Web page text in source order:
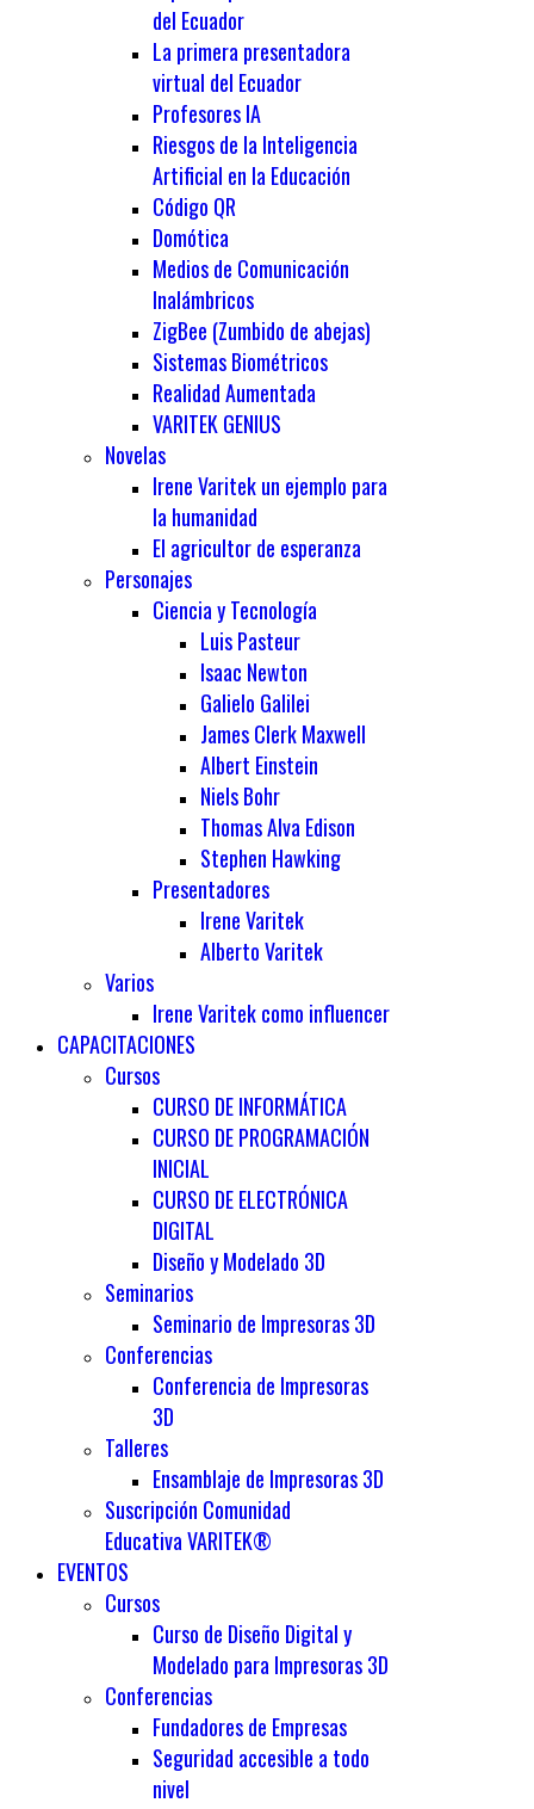
del Ecuador
La primera presentadora
virtual del Ecuador
Profesores IA
Riesgos de la Inteligencia
Artificial en la Educación
Código QR
Domótica
Medios de Comunicación
Inalámbricos
ZigBee (Zumbido de abejas)
Sistemas Biométricos
Realidad Aumentada
VARITEK GENIUS
Novelas
Irene Varitek un ejemplo para
la humanidad
El agricultor de esperanza
Personajes
Ciencia y Tecnología
Luis Pasteur
Isaac Newton
Galielo Galilei
James Clerk Maxwell
Albert Einstein
Niels Bohr
Thomas Alva Edison
Stephen Hawking
Presentadores
Irene Varitek
Alberto Varitek
Varios
Irene Varitek como influencer
CAPACITACIONES
Cursos
CURSO DE INFORMÁTICA
CURSO DE PROGRAMACIÓN
INICIAL
CURSO DE ELECTRÓNICA
DIGITAL
Diseño y Modelado 3D
Seminarios
Seminario de Impresoras 3D
Conferencias
Conferencia de Impresoras
3D
Talleres
Ensamblaje de Impresoras 3D
Suscripción Comunidad
Educativa VARITEK®
EVENTOS
Cursos
Curso de Diseño Digital y
Modelado para Impresoras 3D
Conferencias
Fundadores de Empresas
Seguridad accesible a todo
nivel